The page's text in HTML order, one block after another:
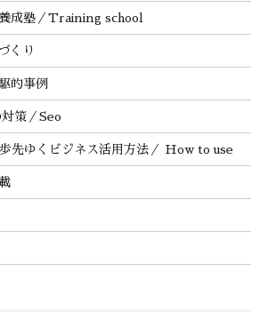
成塾／Training school
くり
的事例
策／Seo
先ゆくビジネス活用方法／ How to use